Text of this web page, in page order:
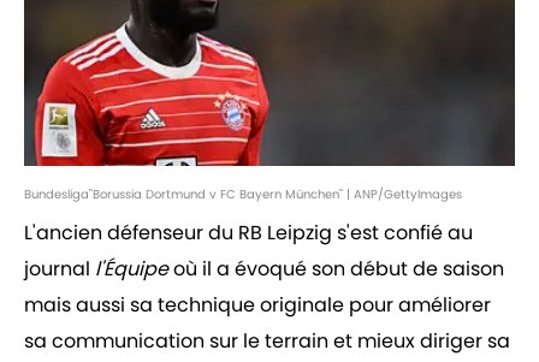
Bundesliga"Borussia Dortmund v FC Bayern München" | ANP/GettyImages
L'ancien défenseur du RB Leipzig s'est confié au
journal l'Équipeoù il a évoqué son début de saison
mais aussi sa technique originale pour améliorer
sa communication sur le terrain et mieux diriger sa